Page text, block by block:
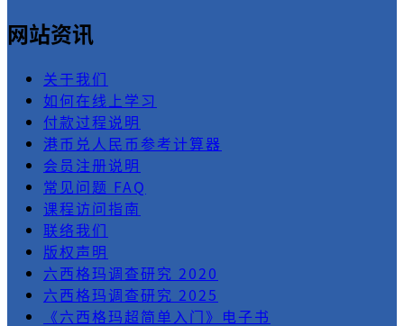
网站资讯
关于我们
如何在线上学习
付款过程说明
港币兑人民币参考计算器
会员注册说明
常见问题 FAQ
课程访问指南
联络我们
版权声明
六西格玛调查研究 2020
六西格玛调查研究 2025
《六西格玛超简单入门》电子书